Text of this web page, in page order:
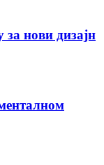
за нови дизајн